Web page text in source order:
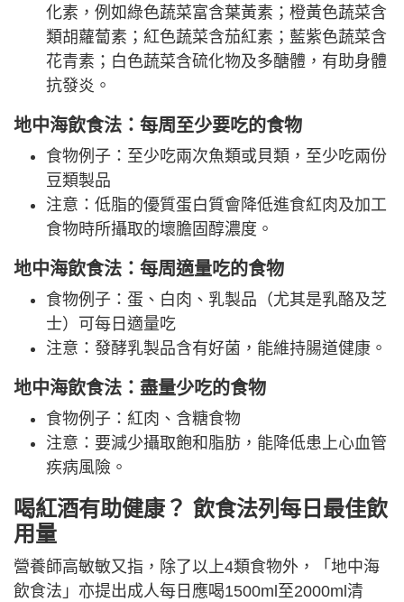
化素，例如綠色蔬菜富含葉黃素；橙黃色蔬菜含
類胡蘿蔔素；紅色蔬菜含茄紅素；藍紫色蔬菜含
花青素；白色蔬菜含硫化物及多醣體，有助身體
抗發炎。
地中海飲食法：每周至少要吃的食物
食物例子：至少吃兩次魚類或貝類，至少吃兩份
豆類製品
注意：低脂的優質蛋白質會降低進食紅肉及加工
食物時所攝取的壞膽固醇濃度。
地中海飲食法：每周適量吃的食物
食物例子：蛋、白肉、乳製品（尤其是乳酪及芝
士）可每日適量吃
注意：發酵乳製品含有好菌，能維持腸道健康。
地中海飲食法：盡量少吃的食物
食物例子：紅肉、含糖食物
注意：要減少攝取飽和脂肪，能降低患上心血管
疾病風險。
喝紅酒有助健康？ 飲食法列每日最佳飲
用量
營養師高敏敏又指，除了以上4類食物外，「地中海
飲食法」亦提出成人每日應喝1500ml至2000ml清